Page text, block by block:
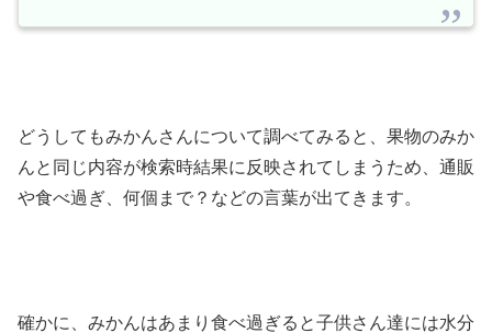
どうしてもみかんさんについて調べてみると、果物のみか
んと同じ内容が検索時結果に反映されてしまうため、通販
や食べ過ぎ、何個まで？などの言葉が出てきます。
確かに、みかんはあまり食べ過ぎると子供さん達には水分